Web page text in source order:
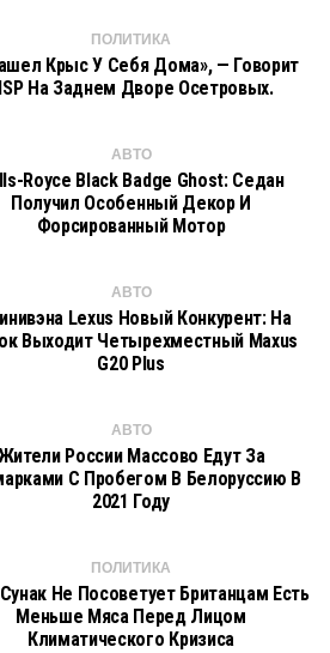
ПОЛИТИКА
Крыс У Себя Дома», — Говорит
На Заднем Дворе Осетровых.
АВТО
Royce Black Badge Ghost: Седан
Получил Особенный Декор И
Форсированный Мотор
АВТО
Lexus Новый Конкурент: На
Выходит Четырехместный Maxus
G20 Plus
АВТО
России Массово Едут За
С Пробегом В Белоруссию В
2021 Году
ПОЛИТИКА
Не Посоветует Британцам Есть
Меньше Мяса Перед Лицом
Климатического Кризиса